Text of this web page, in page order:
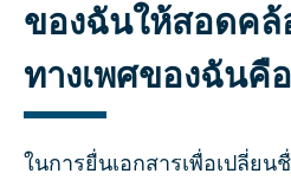
ของฉันให้สอดค
ทางเพศของฉันคื
ในการยื่นเอกสารเพื่อเปลี่ยน